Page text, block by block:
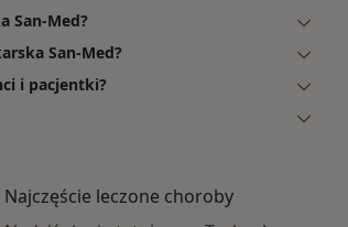
San-Med?
San-Med?
i pacjentki?
Najczęście leczone choroby